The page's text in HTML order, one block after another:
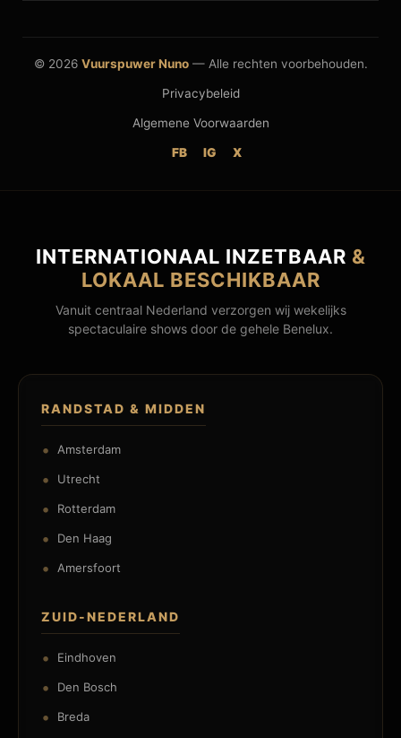
© 2026 Vuurspuwer Nuno— Alle rechten voorbehouden.
Privacybeleid
Algemene Voorwaarden
FB IG X
INTERNATIONAAL INZETBAAR &
LOKAAL BESCHIKBAAR
Vanuit centraal Nederland verzorgen wij wekelijks
spectaculaire shows door de gehele Benelux.
RANDSTAD & MIDDEN
Amsterdam
Utrecht
Rotterdam
Den Haag
Amersfoort
ZUID-NEDERLAND
Eindhoven
Den Bosch
Breda